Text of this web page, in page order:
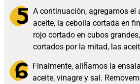
A continuación, agregamos el
aceite, la cebolla cortada en
rojo cortado en cubos
cortados por la mitad, las
Finalmente, aliñamos la
aceite, vinagre y sal.